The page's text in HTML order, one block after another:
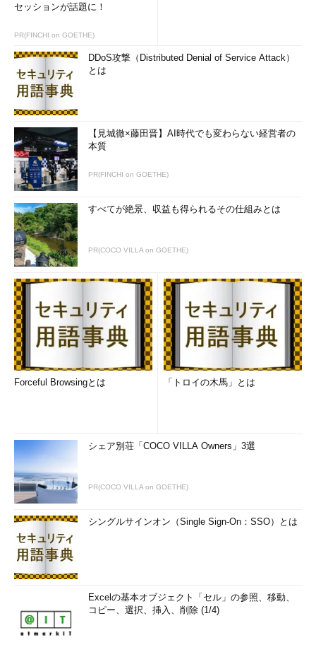
セッションが話題に！
PR(FINCHI on GOETHE)
DDoS攻撃（Distributed Denial of Service Attack）
とは
【見城徹×藤田晋】AI時代でも変わらない経営者の
本質
PR(FINCHI on GOETHE)
すべてが絶景、収益も得られるその仕組みとは
PR(COCO VILLA on GOETHE)
Forceful Browsingとは 「トロイの木馬」とは
シェア別荘「COCO VILLA Owners」3選
PR(COCO VILLA on GOETHE)
シングルサインオン（Single Sign-On：SSO）とは
Excelの基本オブジェクト「セル」の参照、移動、
コピー、選択、挿入、削除 (1/4)